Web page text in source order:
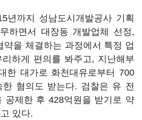
년까지 성남도시개발공사 기획
하면서 대장동 개발업체 선정,
약을 체결하는 과정에서 특정 업
하게 편의를 봐주고, 지난해부
한 대가로 화천대유로부터 700
한 혐의도 받는다. 검찰은 유 전
공제한 후 428억원을 받기로 약
있다.